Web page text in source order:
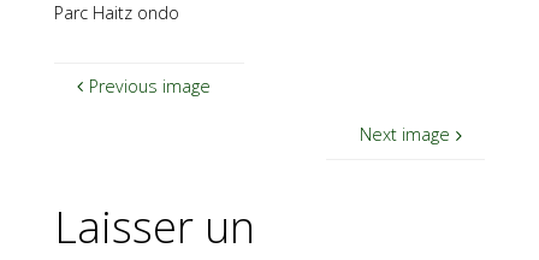
Parc Haitz ondo
Previous image
Next image
Laisser un